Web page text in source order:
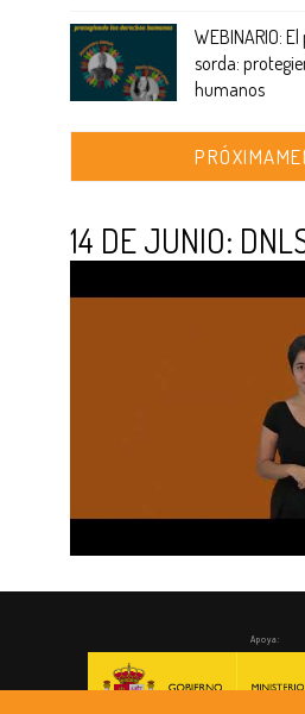
WEBINARIO:
sorda:
humanos
14 DE JUNIO:
Apoya: